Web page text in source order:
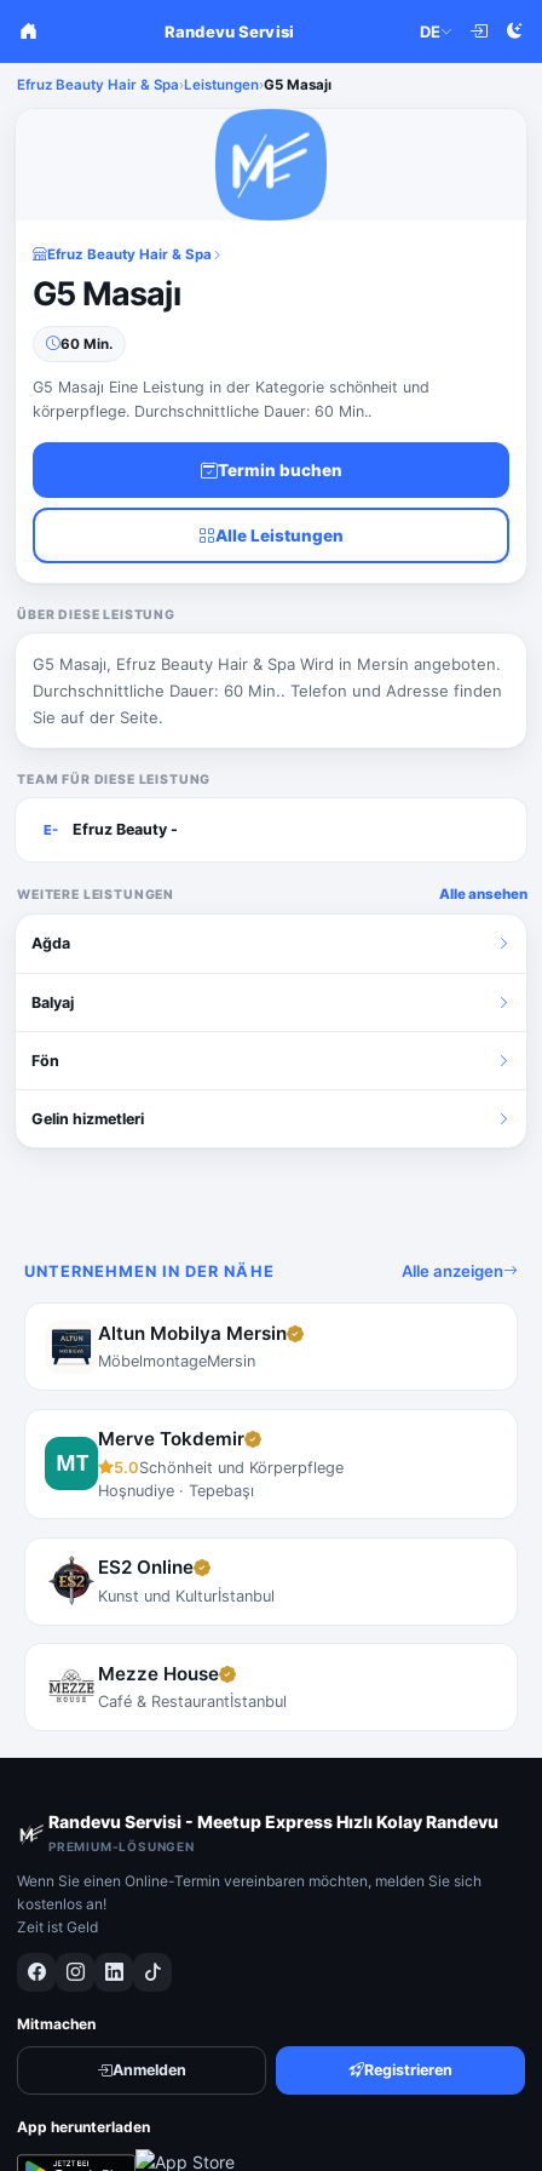
Randevu Servisi DE
Efruz Beauty Hair & Spa›Leistungen›G5 Masajı
Efruz Beauty Hair & Spa
G5 Masajı
60 Min.
G5 Masajı Eine Leistung in der Kategorie schönheit und
körperpflege. Durchschnittliche Dauer: 60 Min..
Termin buchen
Alle Leistungen
ÜBER DIESE LEISTUNG
G5 Masajı, Efruz Beauty Hair & Spa Wird in Mersin angeboten.
Durchschnittliche Dauer: 60 Min.. Telefon und Adresse finden
Sie auf der Seite.
TEAM FÜR DIESE LEISTUNG
E- Efruz Beauty -
WEITERE LEISTUNGEN Alle ansehen
Ağda
Balyaj
Fön
Gelin hizmetleri
UNTERNEHMEN IN DER NÄHE Alle anzeigen
Altun Mobilya Mersin
MöbelmontageMersin
Merve Tokdemir
5.0Schönheit und Körperpflege
Hoşnudiye · Tepebaşı
ES2 Online
Kunst und Kulturİstanbul
Mezze House
Café & Restaurantİstanbul
Randevu Servisi - Meetup Express Hızlı Kolay Randevu
PREMIUM-LÖSUNGEN
Wenn Sie einen Online-Termin vereinbaren möchten, melden Sie sich
kostenlos an!
Zeit ist Geld
Mitmachen
Anmelden Registrieren
App herunterladen